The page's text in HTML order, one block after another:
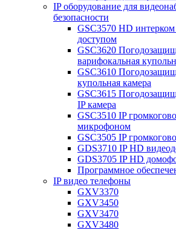
IP оборудование для
безопасности
GSC3570 HD
доступом
GSC3620
варифокальная
GSC3610
купольная камера
GSC3615
IP камера
GSC3510 IP
микрофоном
GSC3505 IP
GDS3710 IP HD
GDS3705 IP HD
Программное
IP видео телефоны
GXV3370
GXV3450
GXV3470
GXV3480